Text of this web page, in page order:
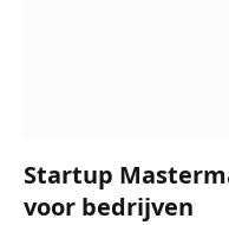
Startup
voor bedrijven